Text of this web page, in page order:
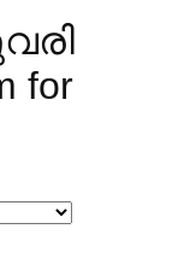
for